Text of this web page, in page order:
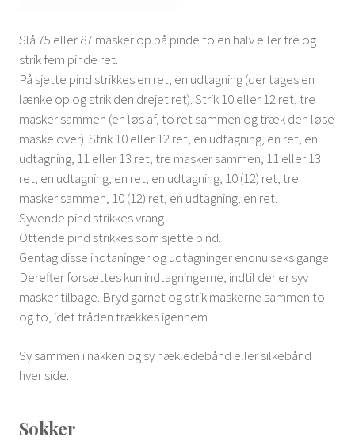
Slå 75 eller 87 masker op på pinde to en halv eller tre og
strik fem pinde ret.
På sjette pind strikkes en ret, en udtagning (der tages en
lænke op og strik den drejet ret). Strik 10 eller 12 ret, tre
masker sammen (en løs af, to ret sammen og træk den løse
maske over). Strik 10 eller 12 ret, en udtagning, en ret, en
udtagning, 11 eller 13 ret, tre masker sammen, 11 eller 13
ret, en udtagning, en ret, en udtagning, 10 (12) ret, tre
masker sammen, 10 (12) ret, en udtagning, en ret.
Syvende pind strikkes vrang.
Ottende pind strikkes som sjette pind.
Gentag disse indtaninger og udtagninger endnu seks gange.
Derefter forsættes kun indtagningerne, indtil der er syv
masker tilbage. Bryd garnet og strik maskerne sammen to
og to, idet tråden trækkes igennem.
Sy sammen i nakken og sy hækledebånd eller silkebånd i
hver side.
Sokker